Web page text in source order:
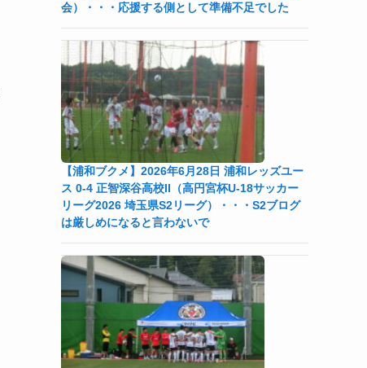
会）・・・応援する側として準備不足でした
【浦和ブクメ】2026年6月28日 浦和レッズユー
ス 0-4 正智深谷高校II（高円宮杯U-18サッカー
リーグ2026 埼玉県S2リーグ）・・・S2ブログ
は厳しめになると言わないで